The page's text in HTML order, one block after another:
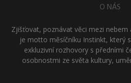
O NÁS
Zjišťovat, poznávat věci mezi nebem
je motto měsíčníku Instinkt, který
exkluzivní rozhovory s předními
osobnostmi ze světa kultury,